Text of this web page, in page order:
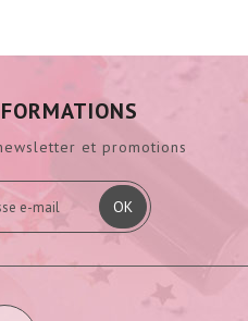
et promotions
OK